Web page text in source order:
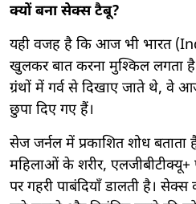
क्यों बना सेक्स टैबू?
यही वजह है कि आज भी भारत
खुलकर बात करना मुश्किल लगता
ग्रंथों में गर्व से दिखाए जाते थे, वे
छुपा दिए गए हैं।
सेज जर्नल में प्रकाशित शोध
महिलाओं के शरीर,
पर गहरी पाबंदियाँ डालती है।